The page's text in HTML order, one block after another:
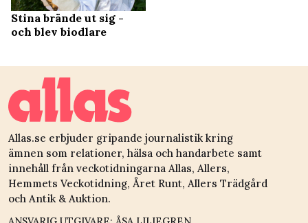
Stina brände ut sig -
och blev biodlare
Allas.se erbjuder gripande journalistik kring
ämnen som relationer, hälsa och handarbete samt
innehåll från veckotidningarna Allas, Allers,
Hemmets Veckotidning, Året Runt, Allers Trädgård
och Antik & Auktion.